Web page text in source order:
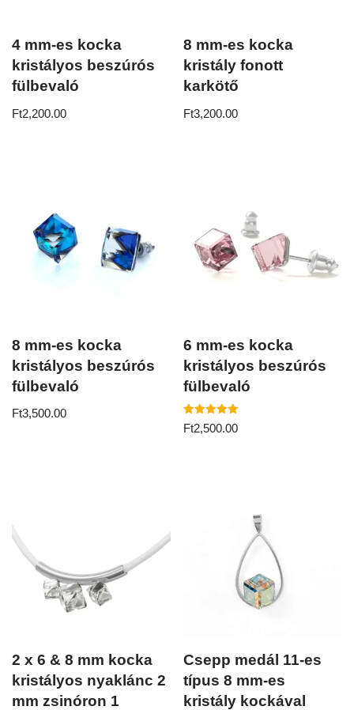
4 mm-es kocka
kristályos beszúrós
fülbevaló
Ft2,200.00
8 mm-es kocka
kristály fonott
karkötő
Ft3,200.00
8 mm-es kocka
kristályos beszúrós
fülbevaló
Ft3,500.00
6 mm-es kocka
kristályos beszúrós
fülbevaló
Értékelés:
5.00
Ft2,500.00
2 x 6 & 8 mm kocka
kristályos nyaklánc 2
mm zsinóron 1
Csepp medál 11-es
típus 8 mm-es
kristály kockával